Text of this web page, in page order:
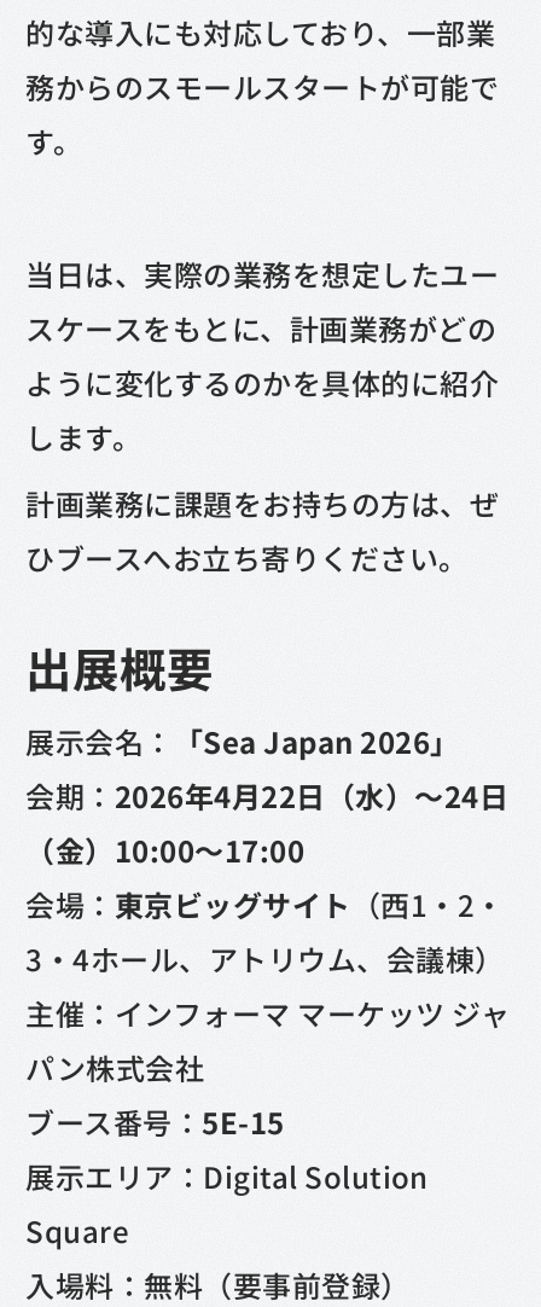
的な導入にも対応しており、一部業
務からのスモールスタートが可能で
す。
当日は、実際の業務を想定したユー
スケースをもとに、計画業務がどの
ように変化するのかを具体的に紹介
します。
計画業務に課題をお持ちの方は、ぜ
ひブースへお立ち寄りください。‍
出展概要
展示会名：
「Sea Japan 2026」
会期： 2026年4月22日（水）～24日
（金）10:00～17:00
会場： 東京ビッグサイト （西1・2・
3・4ホール、アトリウム、会議棟）
主催：インフォーマ マーケッツ ジャ
パン株式会社
ブース番号：5E-15
展示エリア：Digital Solution
Square
入場料：無料（要事前登録）